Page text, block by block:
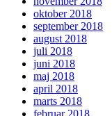
oktober 2018
september 2018
august 2018
juli 2018
juni 2018
maj 2018
april 2018
marts 2018